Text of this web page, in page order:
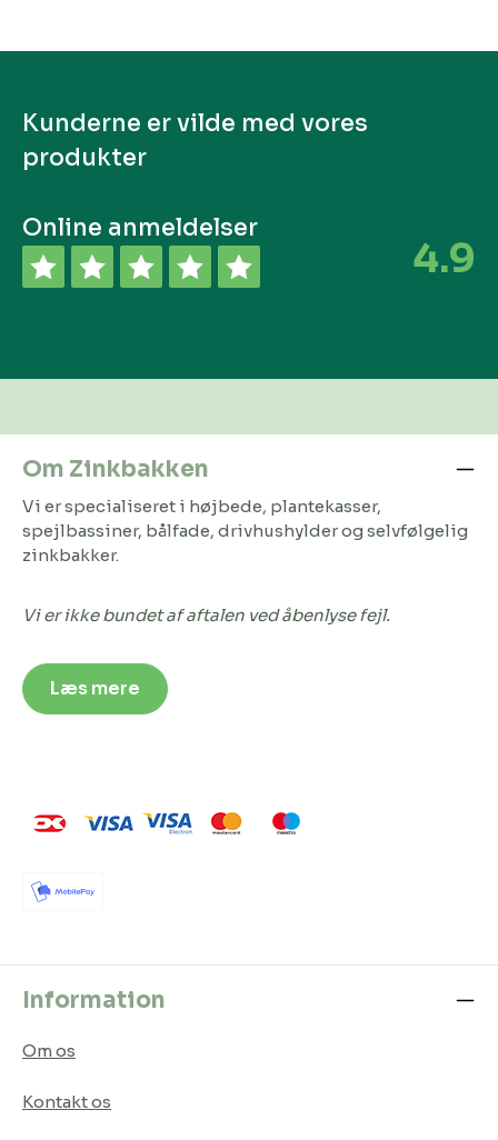
Kunderne er vilde med vores
produkter
Online anmeldelser
4.9
Om Zinkbakken
Vi er specialiseret i højbede, plantekasser,
spejlbassiner, bålfade, drivhushylder og selvfølgelig
zinkbakker.
Vi er ikke bundet af aftalen ved åbenlyse fejl.
Læs mere
Information
Om os
Kontakt os